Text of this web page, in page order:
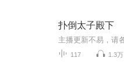
扑倒太子殿下
117 1.3万